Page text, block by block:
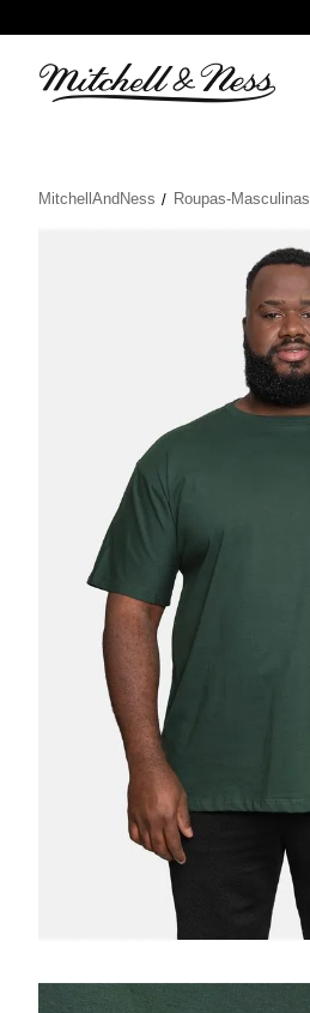
MitchellAndNess Roupas-Masculinas